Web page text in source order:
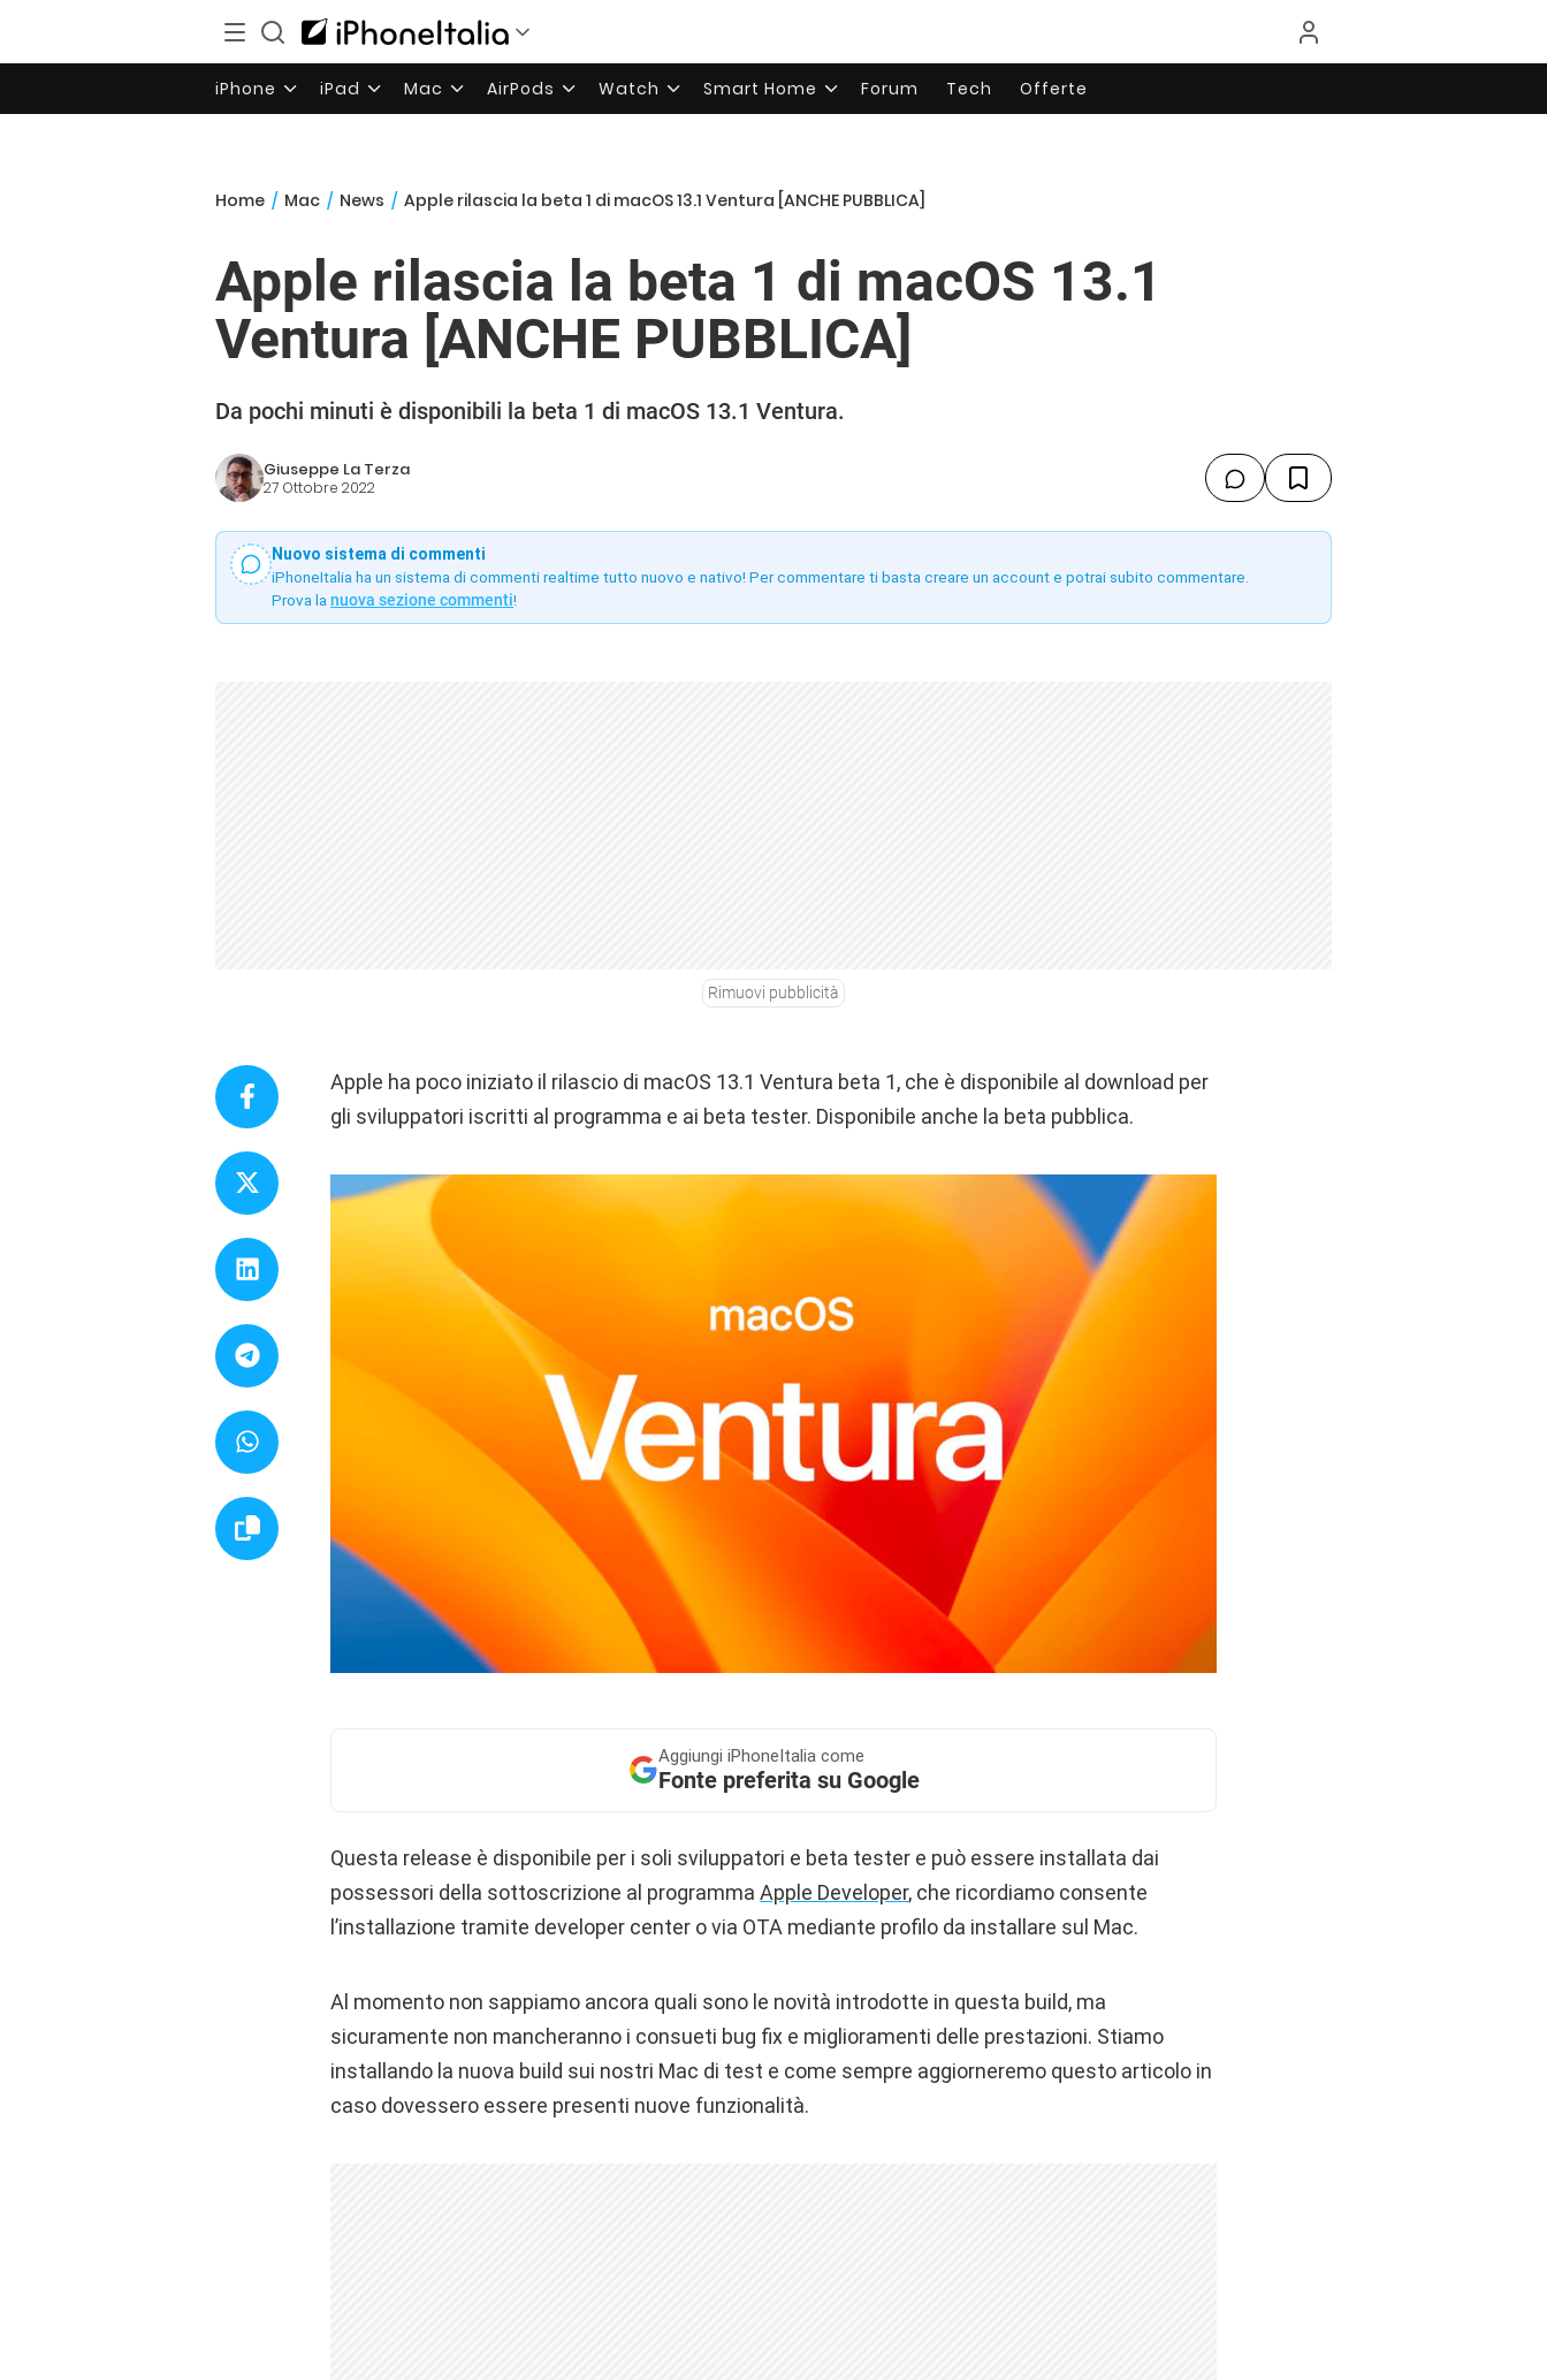
iPhone iPad Mac AirPods Watch Smart Home Forum Tech Offerte
Home / Mac / News / Apple rilascia la beta 1 di macOS 13.1 Ventura [ANCHE PUBBLICA]
Apple rilascia la beta 1 di macOS 13.1
Ventura [ANCHE PUBBLICA]
Da pochi minuti è disponibili la beta 1 di macOS 13.1 Ventura.
Giuseppe La Terza
27 Ottobre 2022
Nuovo sistema di commenti
iPhoneItalia ha un sistema di commenti realtime tutto nuovo e nativo! Per commentare ti basta creare un account e potrai subito commentare.
Prova la nuova sezione commenti!
Rimuovi pubblicità
Apple ha poco iniziato il rilascio di macOS 13.1 Ventura beta 1, che è disponibile al download per
gli sviluppatori iscritti al programma e ai beta tester. Disponibile anche la beta pubblica.
Aggiungi iPhoneItalia come
Fonte preferita su Google
Questa release è disponibile per i soli sviluppatori e beta tester e può essere installata dai
possessori della sottoscrizione al programma Apple Developer, che ricordiamo consente
l’installazione tramite developer center o via OTA mediante profilo da installare sul Mac.
Al momento non sappiamo ancora quali sono le novità introdotte in questa build, ma
sicuramente non mancheranno i consueti bug fix e miglioramenti delle prestazioni. Stiamo
installando la nuova build sui nostri Mac di test e come sempre aggiorneremo questo articolo in
caso dovessero essere presenti nuove funzionalità.